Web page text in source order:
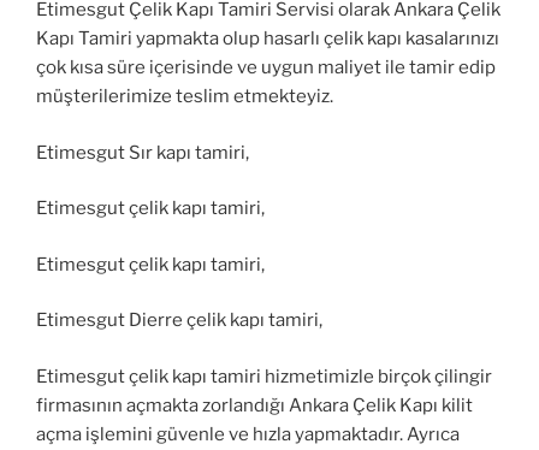
Etimesgut Çelik Kapı Tamiri Servisi olarak Ankara Çelik
Kapı Tamiri yapmakta olup hasarlı çelik kapı kasalarınızı
çok kısa süre içerisinde ve uygun maliyet ile tamir edip
müşterilerimize teslim etmekteyiz.
Etimesgut Sır kapı tamiri,
Etimesgut çelik kapı tamiri,
Etimesgut çelik kapı tamiri,
Etimesgut Dierre çelik kapı tamiri,
Etimesgut çelik kapı tamiri hizmetimizle birçok çilingir
firmasının açmakta zorlandığı Ankara Çelik Kapı kilit
açma işlemini güvenle ve hızla yapmaktadır. Ayrıca